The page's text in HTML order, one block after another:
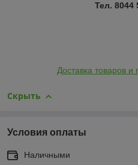
Тел. 8044
Доставка товаров и
Скрыть
Условия оплаты
Наличными